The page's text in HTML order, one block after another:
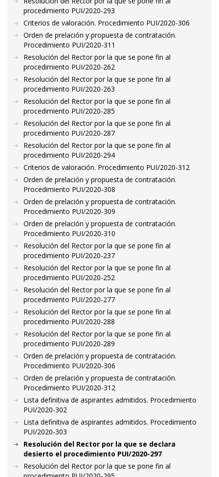
procedimiento PUI/2020-293
Criterios de valoración. Procedimiento PUI/2020-306
Orden de prelación y propuesta de contratación.
Procedimiento PUI/2020-311
Resolución del Rector por la que se pone fin al
procedimiento PUI/2020-262
Resolución del Rector por la que se pone fin al
procedimiento PUI/2020-263
Resolución del Rector por la que se pone fin al
procedimiento PUI/2020-285
Resolución del Rector por la que se pone fin al
procedimiento PUI/2020-287
Resolución del Rector por la que se pone fin al
procedimiento PUI/2020-294
Criterios de valoración. Procedimiento PUI/2020-312
Orden de prelación y propuesta de contratación.
Procedimiento PUI/2020-308
Orden de prelación y propuesta de contratación.
Procedimiento PUI/2020-309
Orden de prelación y propuesta de contratación.
Procedimiento PUI/2020-310
Resolución del Rector por la que se pone fin al
procedimiento PUI/2020-237
Resolución del Rector por la que se pone fin al
procedimiento PUI/2020-252
Resolución del Rector por la que se pone fin al
procedimiento PUI/2020-277
Resolución del Rector por la que se pone fin al
procedimiento PUI/2020-288
Resolución del Rector por la que se pone fin al
procedimiento PUI/2020-289
Orden de prelación y propuesta de contratación.
Procedimiento PUI/2020-306
Orden de prelación y propuesta de contratación.
Procedimiento PUI/2020-312
Lista definitiva de aspirantes admitidos. Procedimiento
PUI/2020-302
Lista definitiva de aspirantes admitidos. Procedimiento
PUI/2020-303
Resolución del Rector por la que se declara
desierto el procedimiento PUI/2020-297
Resolución del Rector por la que se pone fin al